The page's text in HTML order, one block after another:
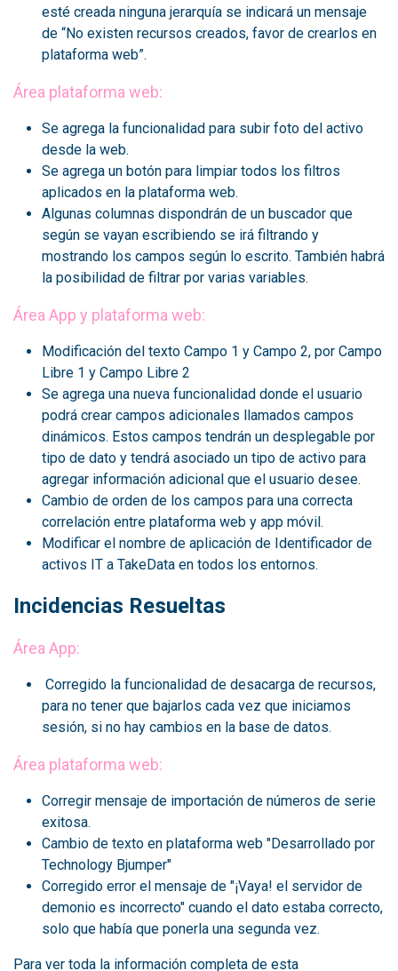
esté creada ninguna jerarquía se indicará un mensaje
de “No existen recursos creados, favor de crearlos en
plataforma web”.
Área plataforma web:
Se agrega la funcionalidad para subir foto del activo
desde la web.
Se agrega un botón para limpiar todos los filtros
aplicados en la plataforma web.
Algunas columnas dispondrán de un buscador que
según se vayan escribiendo se irá filtrando y
mostrando los campos según lo escrito. También habrá
la posibilidad de filtrar por varias variables.
Área App y plataforma web:
Modificación del texto Campo 1 y Campo 2, por Campo
Libre 1 y Campo Libre 2
Se agrega una nueva funcionalidad donde el usuario
podrá crear campos adicionales llamados campos
dinámicos. Estos campos tendrán un desplegable por
tipo de dato y tendrá asociado un tipo de activo para
agregar información adicional que el usuario desee.
Cambio de orden de los campos para una correcta
correlación entre plataforma web y app móvil.
Modificar el nombre de aplicación de Identificador de
activos IT a TakeData en todos los entornos.
Incidencias Resueltas
Área App:
Corregido la funcionalidad de desacarga de recursos,
para no tener que bajarlos cada vez que iniciamos
sesión, si no hay cambios en la base de datos.
Área plataforma web:
Corregir mensaje de importación de números de serie
exitosa.
Cambio de texto en plataforma web "Desarrollado por
Technology Bjumper"
Corregido error el mensaje de "¡Vaya! el servidor de
demonio es incorrecto" cuando el dato estaba correcto,
solo que había que ponerla una segunda vez.
Para ver toda la información completa de esta